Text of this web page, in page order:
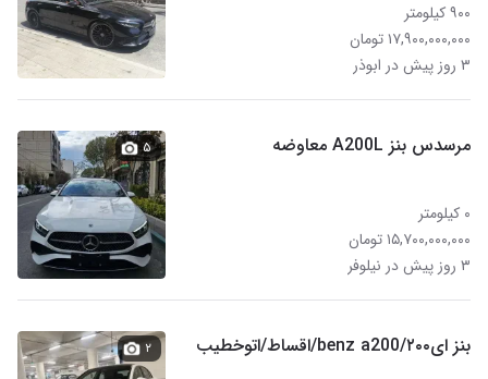
۹۰۰ کیلومتر
۱۷,۹۰۰,۰۰۰,۰۰۰ تومان
۳ روز پیش در ابوذر
مرسدس بنز A200L معاوضه
۰ کیلومتر
۱۵,۷۰۰,۰۰۰,۰۰۰ تومان
۳ روز پیش در نیلوفر
۵
بنز ای۲۰۰/benz a200/اقساط/اتوخطیب ۲